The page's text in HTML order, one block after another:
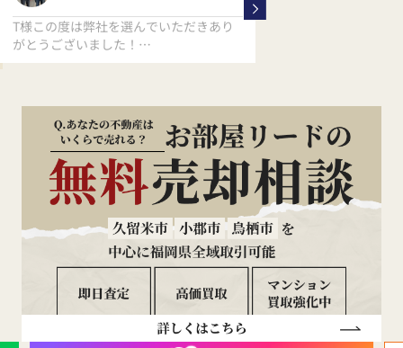
T様この度は弊社を選んでいただきあり
がとうございました！
T様の新生活応援しております！！
また相談事や引っ越し
お気軽にご連絡くだ